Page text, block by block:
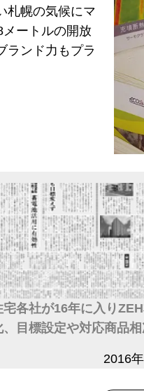
札幌の気候にマ
ートルの開放
ランド力もプラ
宅各社が16年に入り
、目標設定や対応商品
2016